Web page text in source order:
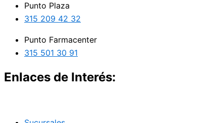
Punto Plaza
315 209 42 32
Punto Farmacenter
315 501 30 91
Enlaces de Interés: